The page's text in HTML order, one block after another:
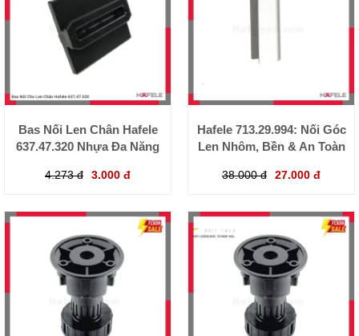
Bas Nối Len Chân Hafele
637.47.320 Nhựa Đa Năng
4.273 đ 3.000 đ
Hafele 713.29.994: Nối Góc
Len Nhôm, Bền & An Toàn
38.000 đ 27.000 đ